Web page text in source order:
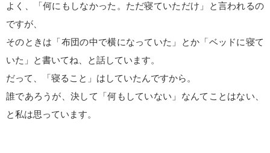
よく、「何にもしなかった。ただ寝ていただけ」と言われるの
ですが、
そのときは「布団の中で横になっていた」とか「ベッドに寝て
いた」と書いてね、と話しています。
だって、「寝ること」はしていたんですから。
誰であろうが、決して「何もしていない」なんてことはない、
と私は思っています。